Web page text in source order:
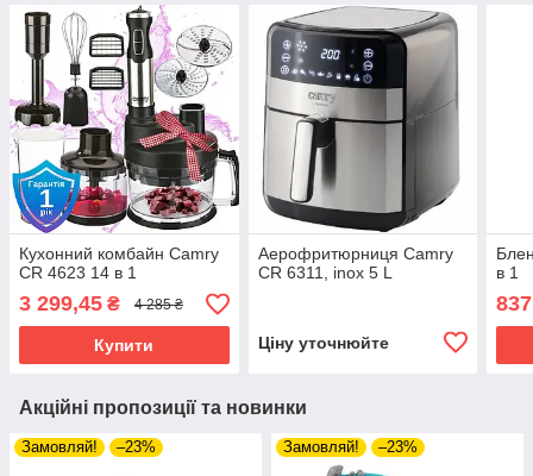
Кухонний комбайн Camry
CR 4623 14 в 1
3 299,45 ₴ 4 285 ₴
Купити
Аерофритюрниця Camry
CR 6311, inox 5 L
Ціну уточнюйте
в 1
Акційні пропозиції та новинки
Замовляй! –23% Замовляй! –23%